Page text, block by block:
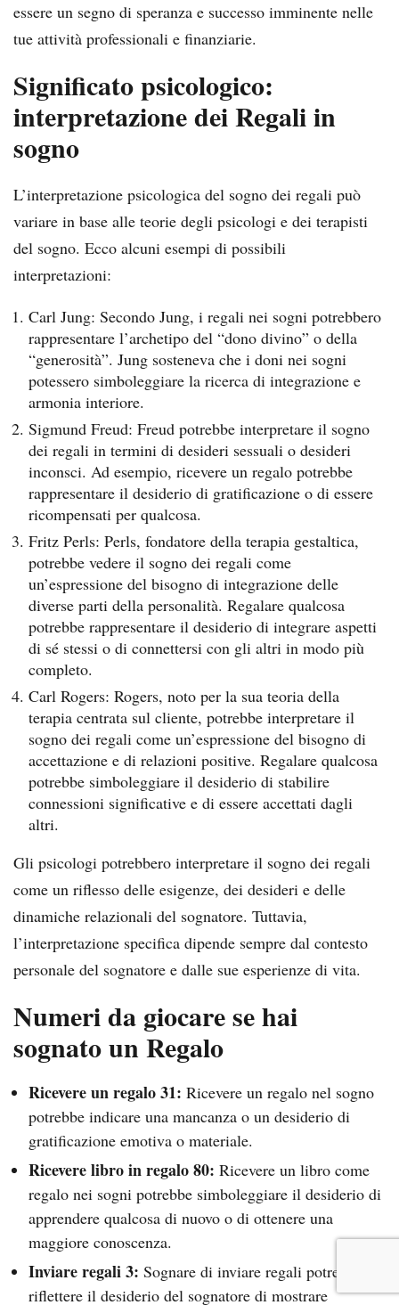
essere un segno di speranza e successo imminente nelle
tue attività professionali e finanziarie.
Significato psicologico:
interpretazione dei Regali in
sogno
L’interpretazione psicologica del sogno dei regali può
variare in base alle teorie degli psicologi e dei terapisti
del sogno. Ecco alcuni esempi di possibili
interpretazioni:
Carl Jung: Secondo Jung, i regali nei sogni potrebbero
rappresentare l’archetipo del “dono divino” o della
“generosità”. Jung sosteneva che i doni nei sogni
potessero simboleggiare la ricerca di integrazione e
armonia interiore.
Sigmund Freud: Freud potrebbe interpretare il sogno
dei regali in termini di desideri sessuali o desideri
inconsci. Ad esempio, ricevere un regalo potrebbe
rappresentare il desiderio di gratificazione o di essere
ricompensati per qualcosa.
Fritz Perls: Perls, fondatore della terapia gestaltica,
potrebbe vedere il sogno dei regali come
un’espressione del bisogno di integrazione delle
diverse parti della personalità. Regalare qualcosa
potrebbe rappresentare il desiderio di integrare aspetti
di sé stessi o di connettersi con gli altri in modo più
completo.
Carl Rogers: Rogers, noto per la sua teoria della
terapia centrata sul cliente, potrebbe interpretare il
sogno dei regali come un’espressione del bisogno di
accettazione e di relazioni positive. Regalare qualcosa
potrebbe simboleggiare il desiderio di stabilire
connessioni significative e di essere accettati dagli
altri.
Gli psicologi potrebbero interpretare il sogno dei regali
come un riflesso delle esigenze, dei desideri e delle
dinamiche relazionali del sognatore. Tuttavia,
l’interpretazione specifica dipende sempre dal contesto
personale del sognatore e dalle sue esperienze di vita.
Numeri da giocare se hai
sognato un Regalo
Ricevere un regalo 31: Ricevere un regalo nel sogno
potrebbe indicare una mancanza o un desiderio di
gratificazione emotiva o materiale.
Ricevere libro in regalo 80: Ricevere un libro come
regalo nei sogni potrebbe simboleggiare il desiderio di
apprendere qualcosa di nuovo o di ottenere una
maggiore conoscenza.
Inviare regali 3: Sognare di inviare regali potrebbe
riflettere il desiderio del sognatore di mostrare